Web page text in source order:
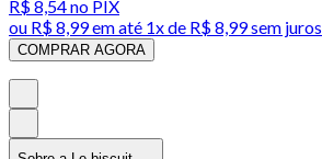
R$ 8,54no PIX
ou R$ 8,99em até 1x de R$ 8,99sem juros
COMPRAR AGORA